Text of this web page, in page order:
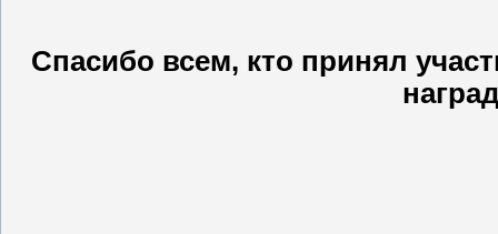
Спасибо всем, кто принял